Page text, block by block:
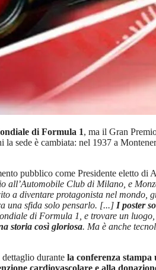
di Formula 1, ma il Gran
la sede è cambiata: nel 1937 a
pubblico come Presidente eletto
Club di Milano, e
a diventare protagonista nel mondo,
una sfida solo pensarlo. [...] I poster
di Formula 1, e trovare un
storia così gloriosa. Ma è anche
durante la conferenza
cardiovascolare e alla